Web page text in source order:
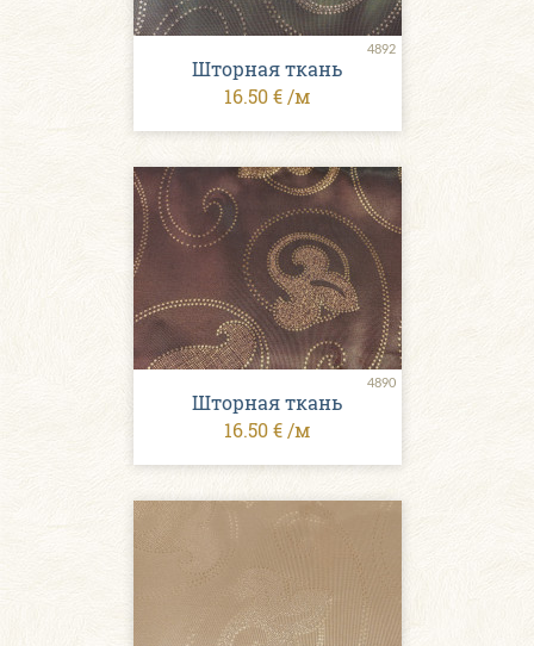
4892
Шторная ткань
16.50 € /м
4890
Шторная ткань
16.50 € /м